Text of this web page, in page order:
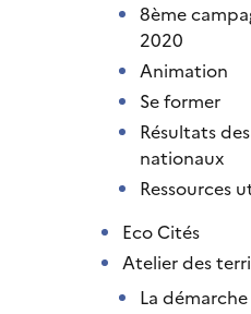
8ème
2020
Animation
Se former
Résultats
nationaux
Ressources
Eco Cités
Atelier des
La démarche